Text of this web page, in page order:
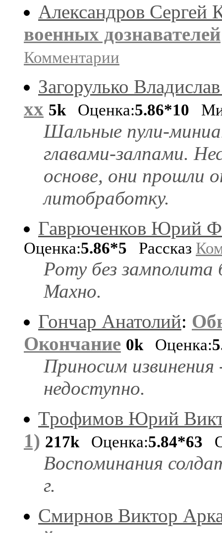
Александров Сергей
военных дознавателей
Комментарии
Загорулько
хх 5k Оценка:5.86*10
Шальные пули-
главами-залпами.
основе, они прошли
литобработку.
Гаврюченков Юрий
Оценка:5.86*5 Рассказ
Роту без замполита
Махно.
Гончар Анатолий:
Окончание 0k Оценка:
Приносим извинения
недоступно.
Трофимов Юрий
1) 217k Оценка:5.84*63
Воспоминания
г.
Смирнов Виктор